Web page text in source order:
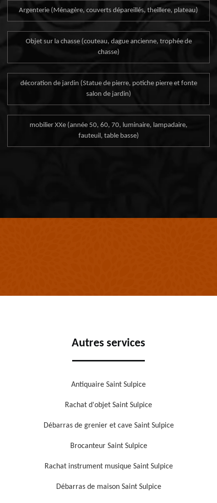
Argenterie (Ménagère, couverts dépareillés, theillere, plateau)
Objet sur la chasse (couteau, dague ancienne, trophée de
chasse)
décoration de jardin (Statue de pierre, potiche pierre et fonte
salon de jardin)
mobilier XXe (année 50, 60, 70, luminaire, lampadaire,
fauteuil, table basse)
Autres services
Antiquaire Saint Sulpice
Rachat d'objet Saint Sulpice
Débarras de grenier et cave Saint Sulpice
Brocanteur Saint Sulpice
Rachat instrument musique Saint Sulpice
Débarras de maison Saint Sulpice